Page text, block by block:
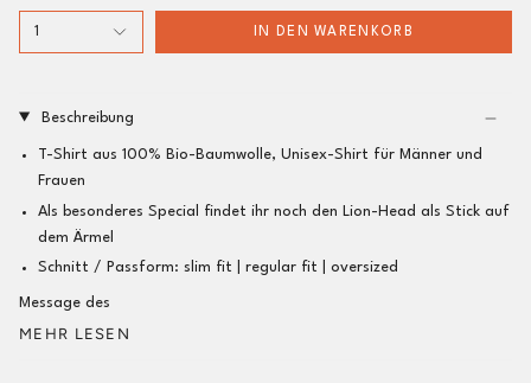
1 IN DEN WARENKORB
Beschreibung
T-Shirt aus 100% Bio-Baumwolle, Unisex-Shirt für Männer und
Frauen
Als besonderes Special findet ihr noch den Lion-Head als Stick auf
dem Ärmel
Schnitt / Passform: slim fit | regular fit | oversized
Message des
MEHR LESEN